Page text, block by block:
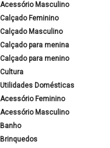
Acessório Masculino
Calçado Feminino
Calçado Masculino
Calçado para menina
Calçado para menino
Cultura
Utilidades Domésticas
Acessório Feminino
Acessório Masculino
Banho
Brinquedos